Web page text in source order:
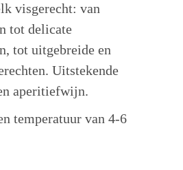
visgerecht: van
tot delicate
tot uitgebreide en
Uitstekende
aperitiefwijn.
temperatuur van 4-6